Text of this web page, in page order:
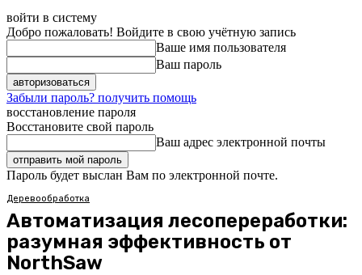
войти в систему
Добро пожаловать! Войдите в свою учётную запись
Ваше имя пользователя
Ваш пароль
Забыли пароль? получить помощь
восстановление пароля
Восстановите свой пароль
Ваш адрес электронной почты
Пароль будет выслан Вам по электронной почте.
Деревообработка
Автоматизация лесопереработки:
разумная эффективность от
NorthSaw